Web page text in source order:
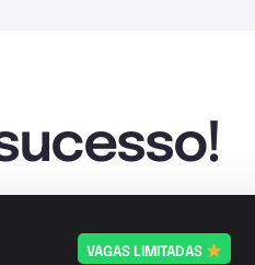
VAGAS LIMITADAS